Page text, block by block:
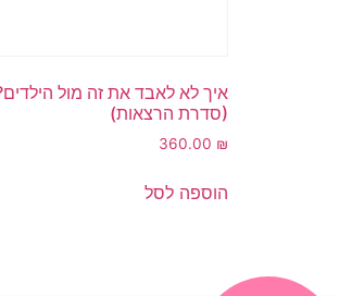
איך לא לאבד את זה מול
(סדרת הרצאות)
360.00 ₪
הוספה לסל